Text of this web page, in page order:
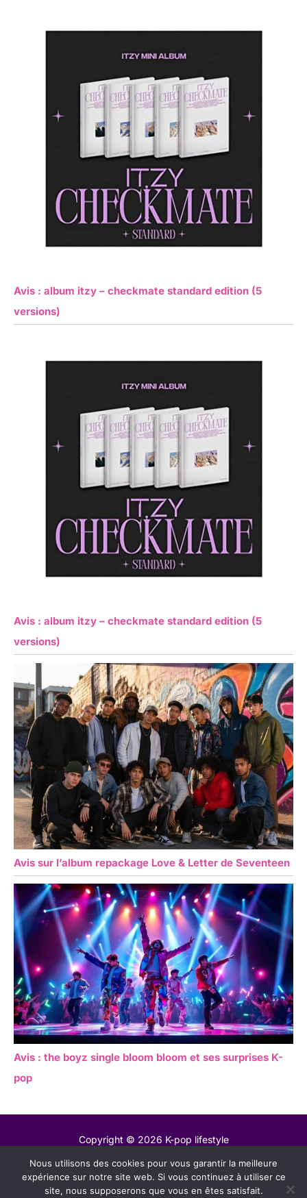
Avis : album itzy – checkmate standard edition (5
versions)
Avis : album itzy – checkmate standard edition (5
versions)
Avis sur l’album repackage Love & Letter de Seventeen
Avis : the boyz single bloom bloom et ses surprises K-
pop
Copyright © 2026 K-pop lifestyle
Contact
Mentions légales
Nous utilisons des cookies pour vous garantir la meilleure
expérience sur notre site web. Si vous continuez à utiliser ce
site, nous supposerons que vous en êtes satisfait.